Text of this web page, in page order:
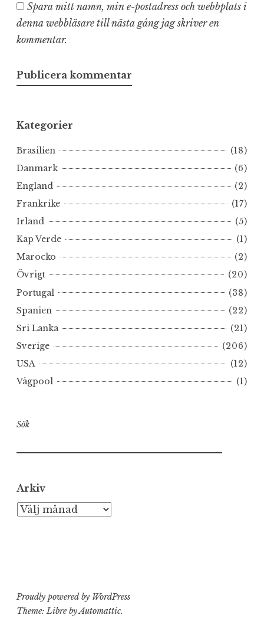
Spara mitt namn, min e-postadress och webbplats i
denna webbläsare till nästa gång jag skriver en
kommentar.
Kategorier
Brasilien
(18)
Danmark
(6)
England
(2)
Frankrike
(17)
Irland
(5)
Kap Verde
(1)
Marocko
(2)
Övrigt
(20)
Portugal
(38)
Spanien
(22)
Sri Lanka
(21)
Sverige
(206)
USA
(12)
Vågpool
(1)
Sök
Arkiv
Arkiv
Proudly powered by WordPress
Theme: Libre byAutomattic.